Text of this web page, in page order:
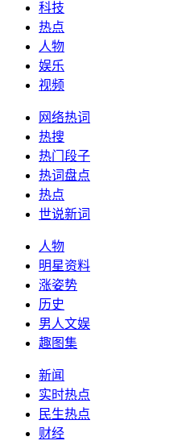
科技
热点
人物
娱乐
视频
网络热词
热搜
热门段子
热词盘点
热点
世说新词
人物
明星资料
涨姿势
历史
男人文娱
趣图集
新闻
实时热点
民生热点
财经